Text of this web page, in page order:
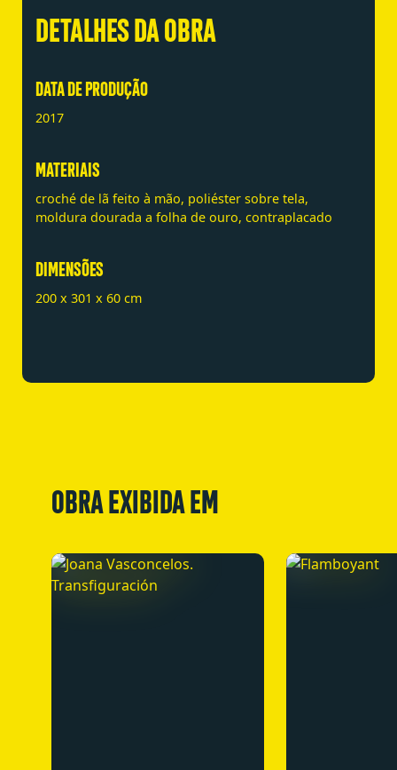
DETALHES DA OBRA
DATA DE PRODUÇÃO
2017
MATERIAIS
croché de lã feito à mão, poliéster sobre tela,
moldura dourada a folha de ouro, contraplacado
DIMENSÕES
200 x 301 x 60 cm
OBRA EXIBIDA EM